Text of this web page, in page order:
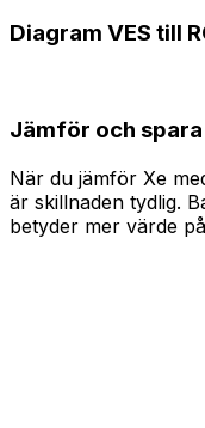
Diagram VES till
Jämför och spara
När du jämför Xe
är skillnaden tydlig.
betyder mer värde